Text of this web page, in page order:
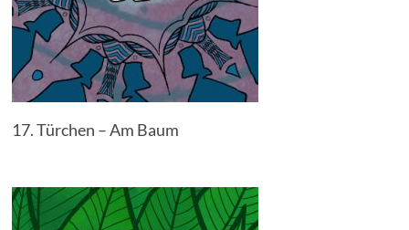
17. Türchen – Am Baum